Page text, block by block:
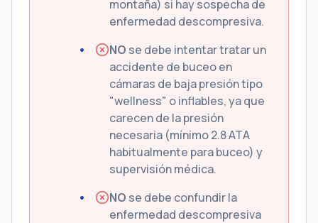
montaña) si hay sospecha de
enfermedad descompresiva.
NO se debe intentar tratar un
accidente de buceo en
cámaras de baja presión tipo
"wellness" o inflables, ya que
carecen de la presión
necesaria (mínimo 2.8 ATA
habitualmente para buceo) y
supervisión médica.
NO se debe confundir la
enfermedad descompresiva